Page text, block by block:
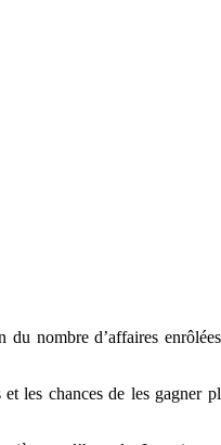
nombre d’affaires
les chances de les gagner